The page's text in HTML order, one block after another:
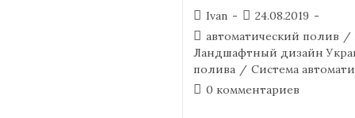
Ivan
24.08.2019
автоматический полив /
Ландшафтный дизайн
полива / Система
0 комментариев